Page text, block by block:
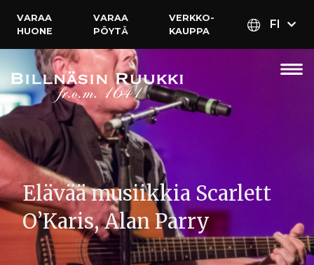
VARAA
HUONE
VARAA
PÖYTÄ
VERKKO­
KAUPPA
FI
Elävää musiikkia Scarlett
O’Karis, Alan Parry